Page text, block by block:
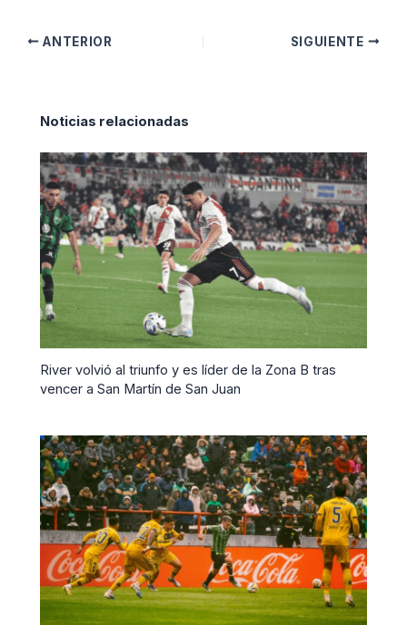
ANTERIOR SIGUIENTE
Noticias relacionadas
River volvió al triunfo y es líder de la Zona B tras
vencer a San Martín de San Juan